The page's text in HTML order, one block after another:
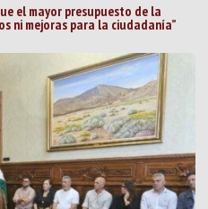
el mayor presupuesto de la
ni mejoras para la ciudadanía”